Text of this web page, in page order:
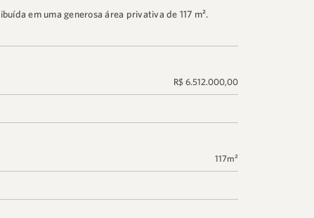
em uma generosa área privativa de 117 m².
R$ 6.512.000,00
117m²